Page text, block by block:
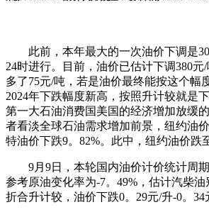
此前，本年最大的一次油价下调是
24时进行。目前，油价已估计下调380元
多了75元/吨，若是油价最终能按这个幅
2024年下跌幅度新高，按照升计较就是
第一大石油消费国美国的经济增加放缓
者看淡全球石油需求增加前景，纽约油
特油价下跌9。82%。此中，纽约油价跌
9月9日，本轮国内油价计价统计周期
参考原油变化率为-7。49%，估计汽柴油
折合升计较，油价下跌0。29元/升-0。34